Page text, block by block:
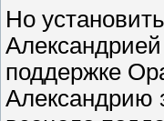
Но
поддержке
Александрию